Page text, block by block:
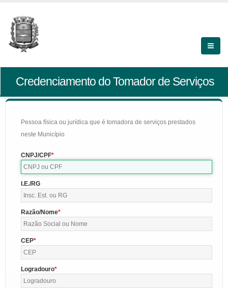
Credenciamento do Tomador de Serviços
Pessoa física ou jurídica que é tomadora de serviços prestados
neste Município
CNPJ/CPF
I.E./RG
Razão/Nome
CEP
Logradouro